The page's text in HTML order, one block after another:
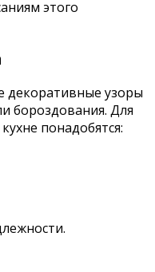
этого
декоративные узоры
бороздования. Для
понадобятся: